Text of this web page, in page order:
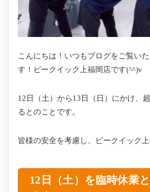
こんにちは！いつもブログをご覧い
す！ビークイック上福岡店です(^^)v
12日（土）から13日（日）にかけ、
るとのことです。
皆様の安全を考慮し、ビークイック
12日（土）を臨時休業